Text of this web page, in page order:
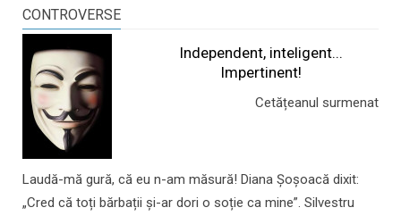
CONTROVERSE
Independent, inteligent...
Impertinent!
Cetățeanul surmenat
Laudă-mă gură, că eu n-am măsură! Diana Șoșoacă dixit:
„Cred că toți bărbații și-ar dori o soție ca mine”. Silvestru